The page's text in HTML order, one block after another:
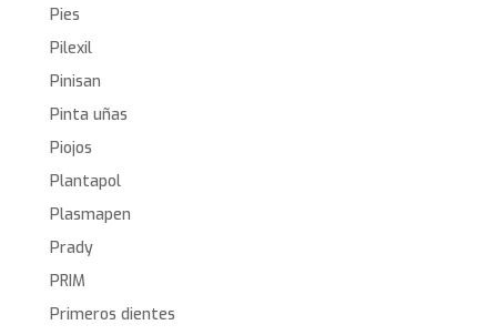
Pies
Pilexil
Pinisan
Pinta uñas
Piojos
Plantapol
Plasmapen
Prady
PRIM
Primeros dientes